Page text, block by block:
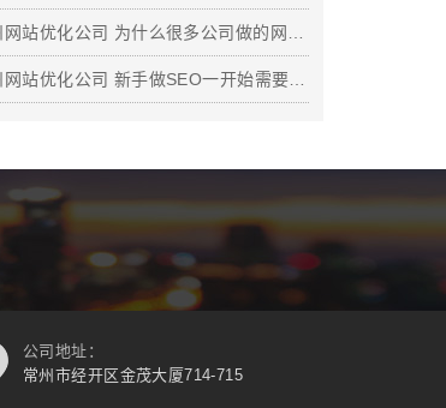
公司地址：
常州市经开区金茂大厦714-715